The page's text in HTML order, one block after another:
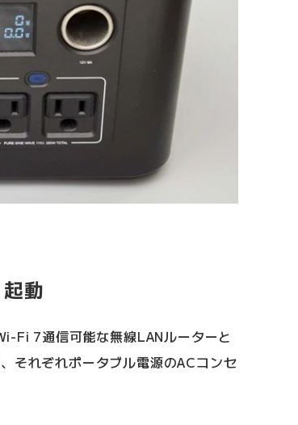
動
Fi 7通信可能な無線LANルーターと
それぞれポータブル電源のACコンセ